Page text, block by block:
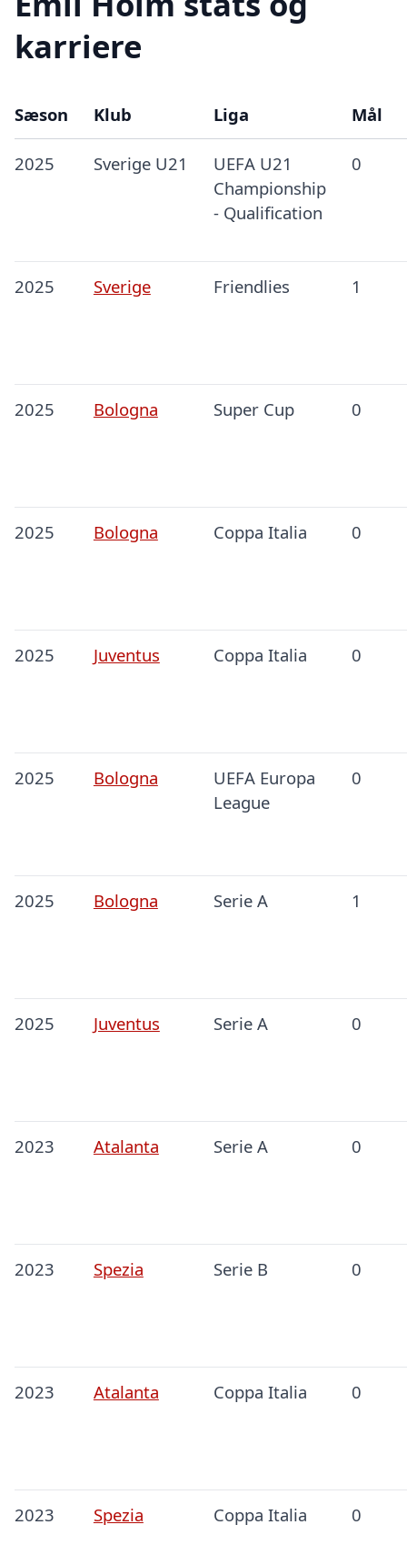
karriere
Sæson Klub Liga Mål
2025 Sverige U21
UEFA U21
Championship
- Qualification
0
2025 Sverige Friendlies 1
2025 Bologna Super Cup 0
2025 Bologna Coppa Italia 0
2025 Juventus Coppa Italia 0
2025 Bologna
UEFA Europa
League
0
2025 Bologna Serie A 1
2025 Juventus Serie A 0
2023 Atalanta Serie A 0
2023 Spezia Serie B 0
2023 Atalanta Coppa Italia 0
2023 Spezia Coppa Italia 0